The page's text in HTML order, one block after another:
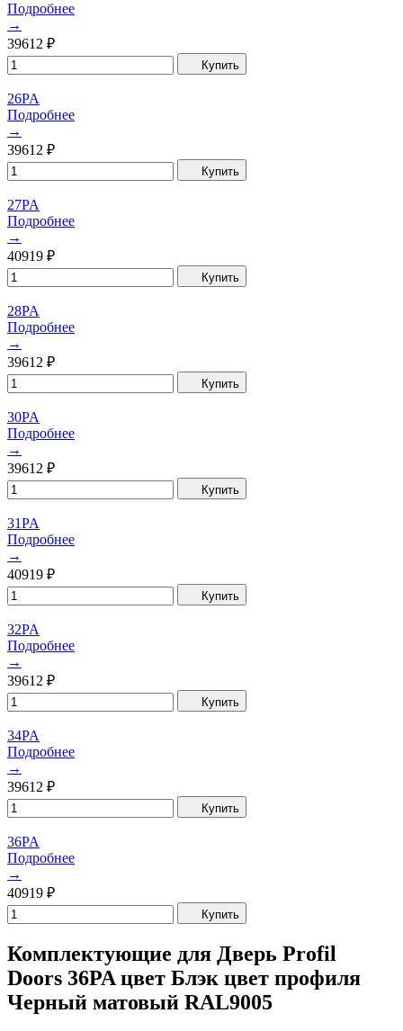
Подробнее
→
39612 ₽
Купить
26PA
Подробнее
→
39612 ₽
Купить
27PA
Подробнее
→
40919 ₽
Купить
28PA
Подробнее
→
39612 ₽
Купить
30PA
Подробнее
→
39612 ₽
Купить
31PA
Подробнее
→
40919 ₽
Купить
32PA
Подробнее
→
39612 ₽
Купить
34PA
Подробнее
→
39612 ₽
Купить
36PA
Подробнее
→
40919 ₽
Купить
Комплектующие для Дверь Profil
Doors 36PA цвет Блэк цвет профиля
Черный матовый RAL9005